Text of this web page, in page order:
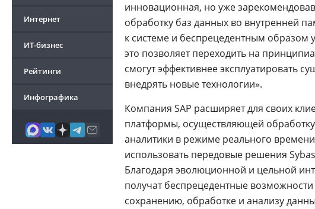
Интернет
ИТ-бизнес
Рейтинги
Инфографика
инновационная, но уже
обработку баз данных во внутренней
к системе и беспрецедентным образом
это позволяет переходить на
смогут эффективнее эксплуатировать
внедрять новые технологии».
Компания SAP расширяет для своих
платформы, осуществляющей
аналитики в режиме реального
использовать передовые решения
Благодаря эволюционной и цельной
получат беспрецедентные
сохранению, обработке и анализу